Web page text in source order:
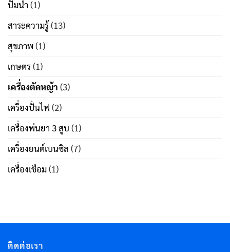
ปั๊มน้ำ (1)
สาระความรู้(13)
สุขภาพ (1)
เกษตร(1)
เครื่องตัดหญ้า (3)
เครื่องปั่นไฟ (2)
เครื่องพ่นยา 3 สูบ (1)
เครื่องยนต์เบนซิล (7)
เครื่องเชือม(1)
ติดต่อเรา